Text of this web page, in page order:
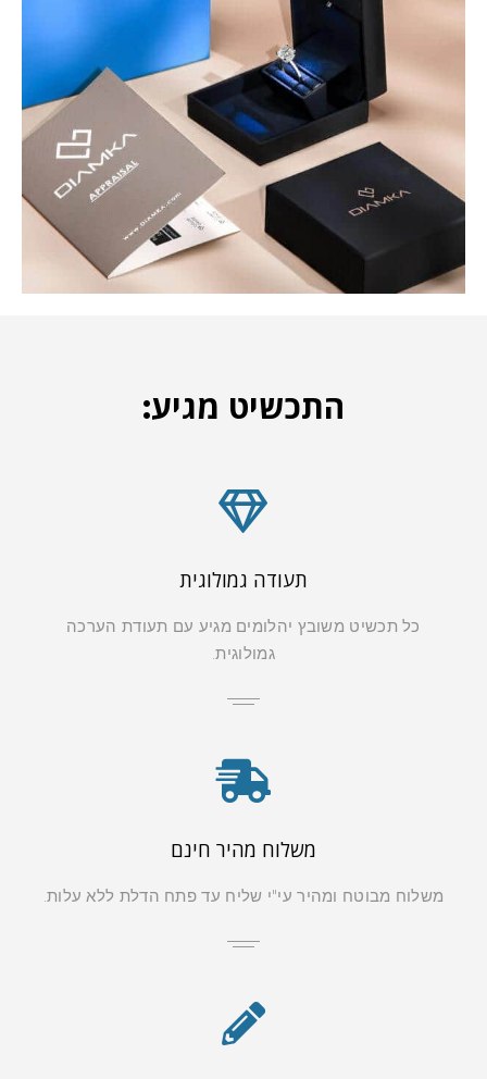
התכשיט מגיע:
תעודה גמולוגית
כל תכשיט משובץ יהלומים מגיע עם תעודת הערכה
גמולוגית.
משלוח מהיר חינם
משלוח מבוטח ומהיר עי"י שליח עד פתח הדלת ללא עלות.